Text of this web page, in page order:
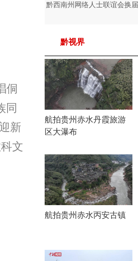
侗
同
新
文
黔西南州网络人士联谊会换届
黔视界
航拍贵州赤水丹霞旅游
区大瀑布
航拍贵州赤水丙安古镇